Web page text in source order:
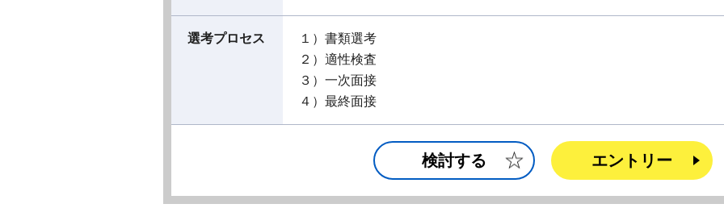
選考プロセス
１）書類選考
２）適性検査
３）一次面接
４）最終面接
検討する エントリー